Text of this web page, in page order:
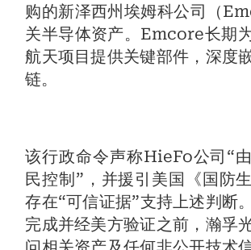
购的新泽西州埃姆科公司（
关半导体资产。Emcore长期
航天项目提供关键部件，深度
链。
该行政命令声称HieFo公司“
民控制”，并援引美国《国防
存在“可信证据”支持上述判断
完成并经美方验证之前，瀚孚